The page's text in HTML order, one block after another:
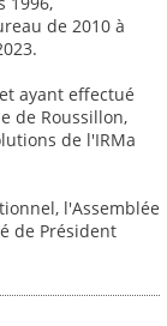
de 2010 à
ayant effectué
de Roussillon,
de l'IRMa
l'Assemblée
de Président